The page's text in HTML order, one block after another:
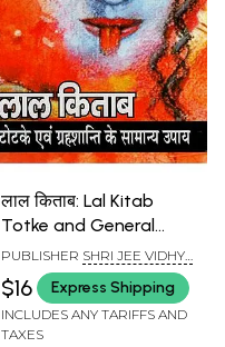
लाल किताब: Lal Kitab
Totke and General
Remedies for Planetary
Peace
PUBLISHER SHRI JEE VIDHYA
MANDIR, MATHURA
$16 Express Shipping
INCLUDES ANY TARIFFS AND
TAXES